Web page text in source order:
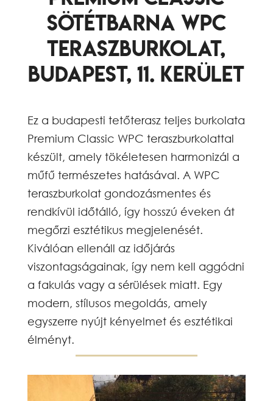
Sötétbarna WPC
teraszburkolat,
Budapest, 11. kerület
Ez a budapesti tetőterasz teljes burkolata
Premium Classic WPC teraszburkolattal
készült, amely tökéletesen harmonizál a
műfű természetes hatásával. A WPC
teraszburkolat gondozásmentes és
rendkívül időtálló, így hosszú éveken át
megőrzi esztétikus megjelenését.
Kiválóan ellenáll az időjárás
viszontagságainak, így nem kell aggódni
a fakulás vagy a sérülések miatt. Egy
modern, stílusos megoldás, amely
egyszerre nyújt kényelmet és esztétikai
élményt.